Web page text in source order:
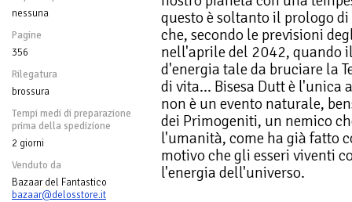
nessuna
Pagine
356
Rilegatura
brossura
Tempi medi di preparazione
prima della spedizione
2 giorni
Venduto da
Bazaar del Fantastico
bazaar@delosstore.it
questo è soltanto il prologo
che, secondo le previsioni
nell'aprile del 2042, quando
d'energia tale da bruciare la
di vita... Bisesa Dutt è l'unica
non è un evento naturale,
dei Primogeniti, un nemico
l'umanità, come ha già fatto
motivo che gli esseri viventi
l'energia dell'universo.